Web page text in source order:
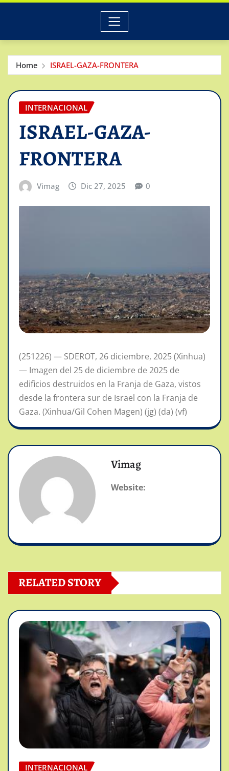
Home ISRAEL-GAZA-FRONTERA
INTERNACIONAL
ISRAEL-GAZA-
FRONTERA
Vimag Dic 27, 2025 0
(251226) — SDEROT, 26 diciembre, 2025 (Xinhua)
— Imagen del 25 de diciembre de 2025 de
edificios destruidos en la Franja de Gaza, vistos
desde la frontera sur de Israel con la Franja de
Gaza. (Xinhua/Gil Cohen Magen) (jg) (da) (vf)
Vimag
Website:
RELATED STORY
INTERNACIONAL